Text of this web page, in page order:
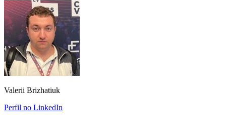
Valerii Brizhatiuk
Perfil no LinkedIn